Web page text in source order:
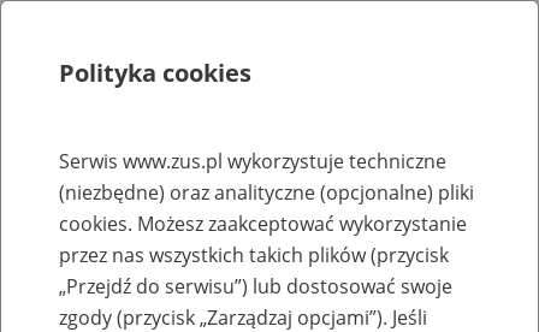
Rejestry, ewidencje i archiwa
Baza zlikwidowanych lub
przekształconych zakładów pracy
Polityka cookies
Serwis www.zus.pl wykorzystuje techniczne
(niezbędne) oraz analityczne (opcjonalne) pliki
cookies. Możesz zaakceptować wykorzystanie
przez nas wszystkich takich plików (przycisk
„Przejdź do serwisu”) lub dostosować swoje
zgody (przycisk „Zarządzaj opcjami”). Jeśli